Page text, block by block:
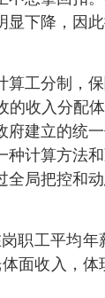
下降，因
工分制，
收入分配
建立的统
计算方法
局把控和
工平均年
面收入，